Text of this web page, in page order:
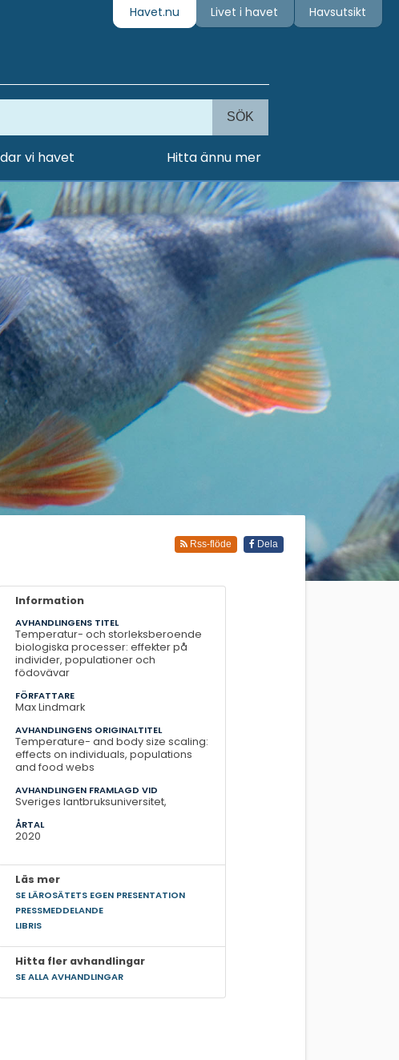
Havet.nu Livet i havet Havsutsikt
SÖK
vi havet Hitta ännu mer
Dela
Rss-flöde
Information
AVHANDLINGENS TITEL
Temperatur- och storleksberoende
biologiska processer: effekter på
individer, populationer och
födovävar
FÖRFATTARE
Max Lindmark
AVHANDLINGENS ORIGINALTITEL
Temperature- and body size scaling:
effects on individuals, populations
and food webs
AVHANDLINGEN FRAMLAGD VID
Sveriges lantbruksuniversitet,
ÅRTAL
2020
Läs mer
SE LÄROSÄTETS EGEN PRESENTATION
PRESSMEDDELANDE
LIBRIS
Hitta fler avhandlingar
SE ALLA AVHANDLINGAR